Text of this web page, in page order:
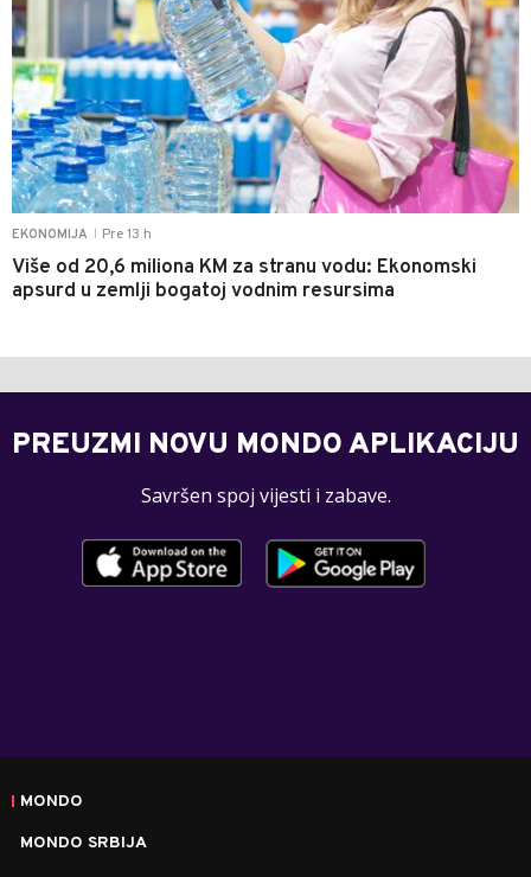
EKONOMIJA Pre 13 h
Više od 20,6 miliona KM za stranu vodu: Ekonomski
apsurd u zemlji bogatoj vodnim resursima
PREUZMI NOVU MONDO APLIKACIJU
Savršen spoj vijesti i zabave.
MONDO
MONDO SRBIJA